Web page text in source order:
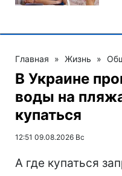
Главная » Жизнь »
В Украине
воды на
купаться
12:51 09.08.2026 Вс
А где купаться